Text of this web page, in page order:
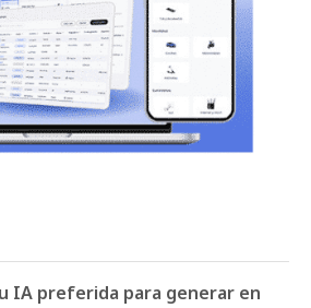
IA preferida para generar en